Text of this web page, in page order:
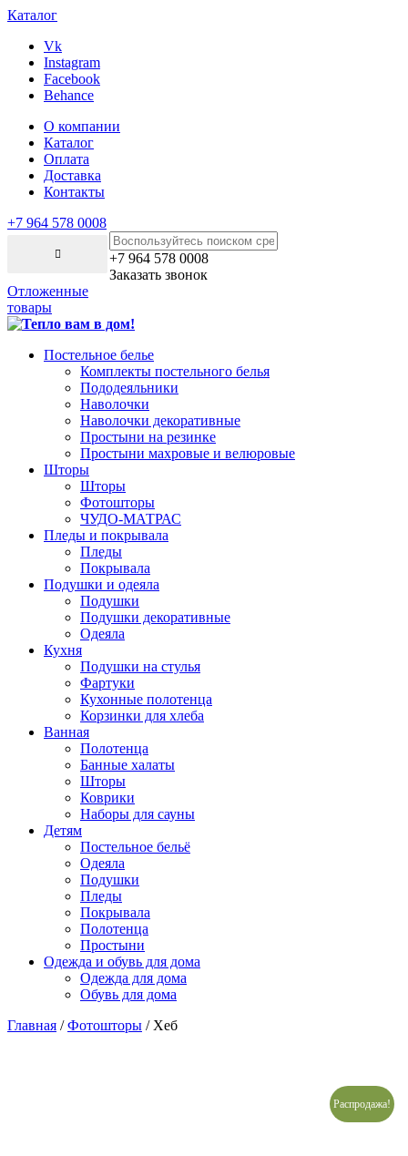
Каталог
Vk
Instagram
Facebook
Behance
О компании
Каталог
Оплата
Доставка
Контакты
+7 964 578 0008
+7 964 578 0008
Заказать звонок
Отложенные
товары
Постельное белье
Комплекты постельного белья
Пододеяльники
Наволочки
Наволочки декоративные
Простыни на резинке
Простыни махровые и велюровые
Шторы
Шторы
Фотошторы
ЧУДО-МАТРАС
Пледы и покрывала
Пледы
Покрывала
Подушки и одеяла
Подушки
Подушки декоративные
Одеяла
Кухня
Подушки на стулья
Фартуки
Кухонные полотенца
Корзинки для хлеба
Ванная
Полотенца
Банные халаты
Шторы
Коврики
Наборы для сауны
Детям
Постельное бельё
Одеяла
Подушки
Пледы
Покрывала
Полотенца
Простыни
Одежда и обувь для дома
Одежда для дома
Обувь для дома
Главная /Фотошторы / Хеб
Распродажа!